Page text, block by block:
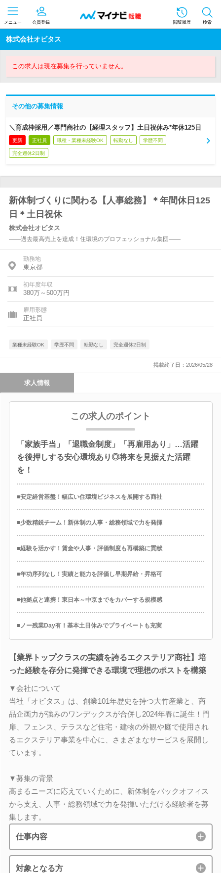
メニュー 会員登録 閲覧履歴 検索
株式会社オビタス
この求人は現在募集を行っていません。
その他の募集情報
＼育成枠採用／専門商社の【経理スタッフ】土日祝休み*年休125日
更新 正社員 職種・業種未経験OK 転勤なし 学歴不問
完全週休2日制
新体制づくりに関わる【人事総務】＊年間休日125
日＊土日祝休
株式会社オビタス
――過去最高売上を達成！住環境のプロフェッショナル集団――
勤務地
東京都
初年度年収
380万～500万円
雇用形態
正社員
業種未経験OK 学歴不問 転勤なし 完全週休2日制
掲載終了日：2026/05/28
求人情報
この求人のポイント
「家族手当」「退職金制度」「再雇用あり」…活躍
を後押しする安心環境あり◎将来を見据えた活躍
を！
■安定経営基盤！幅広い住環境ビジネスを展開する商社
■少数精鋭チーム！新体制の人事・総務領域で力を発揮
■経験を活かす！賃金や人事・評価制度も再構築に貢献
■年功序列なし！実績と能力を評価し早期昇給・昇格可
■他拠点と連携！東日本～中京までをカバーする規模感
■ノー残業Day有！基本土日休みでプライベートも充実
【業界トップクラスの実績を誇るエクステリア商社】培
った経験を存分に発揮できる環境で理想のポストを構築
▼会社について
当社「オビタス」は、創業101年歴史を持つ大竹産業と、商
品企画力が強みのワンデックスが合併し2024年春に誕生！門
扉、フェンス、テラスなど住宅・建物の外観や庭で使用され
るエクステリア事業を中心に、さまざまなサービスを展開し
ています。
▼募集の背景
高まるニーズに応えていくために、新体制をバックオフィス
から支え、人事・総務領域で力を発揮いただける経験者を募
集します。
仕事内容
対象となる方